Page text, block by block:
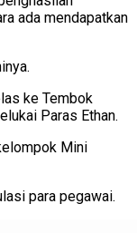
ada mendapatkan
ke Tembok
Paras Ethan.
Mini
para pegawai.